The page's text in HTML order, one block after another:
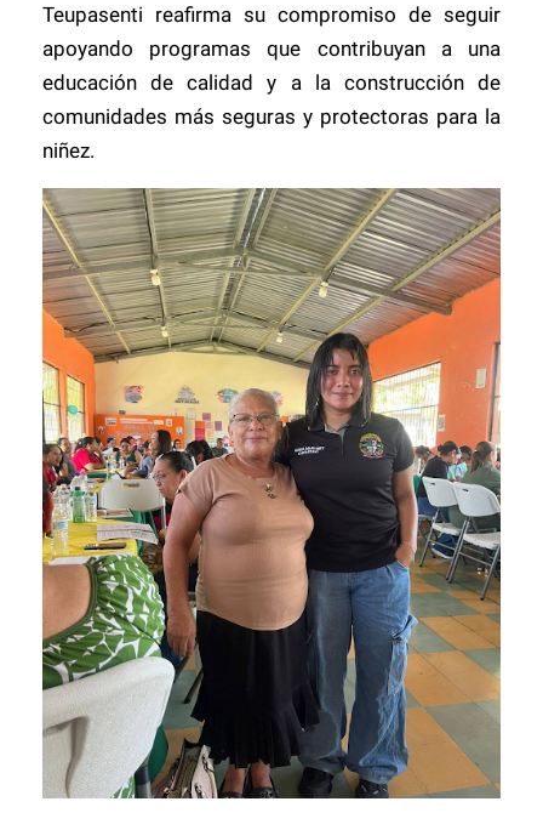
Teupasenti reafirma su compromiso de seguir
apoyando programas que contribuyan a una
educación de calidad y a la construcción de
comunidades más seguras y protectoras para la
niñez.